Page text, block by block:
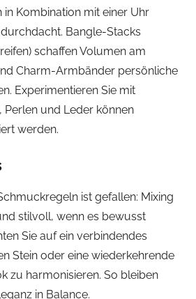
Kombination mit einer Uhr
Bangle-Stacks
schaffen Volumen am
Charm-Armbänder persönliche
Experimentieren Sie mit
Perlen und Leder können
werden.
ist gefallen: Mixing
stilvoll, wenn es bewusst
Sie auf ein verbindendes
Stein oder eine wiederkehrende
zu harmonisieren. So bleiben
in Balance.